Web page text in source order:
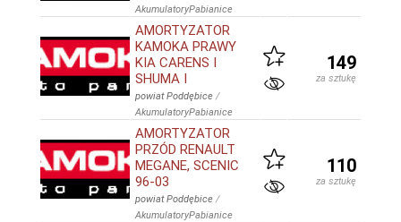
AkumulatoryPabianice
AMORTYZATOR
KAMOKA PRAWY
KIA CARENS I
SHUMA I
powiat Poddębice /
AkumulatoryPabianice
149
za sztukę
AMORTYZATOR
PRZÓD RENAULT
MEGANE, SCENIC
96-03
powiat Poddębice /
AkumulatoryPabianice
110
za sztukę